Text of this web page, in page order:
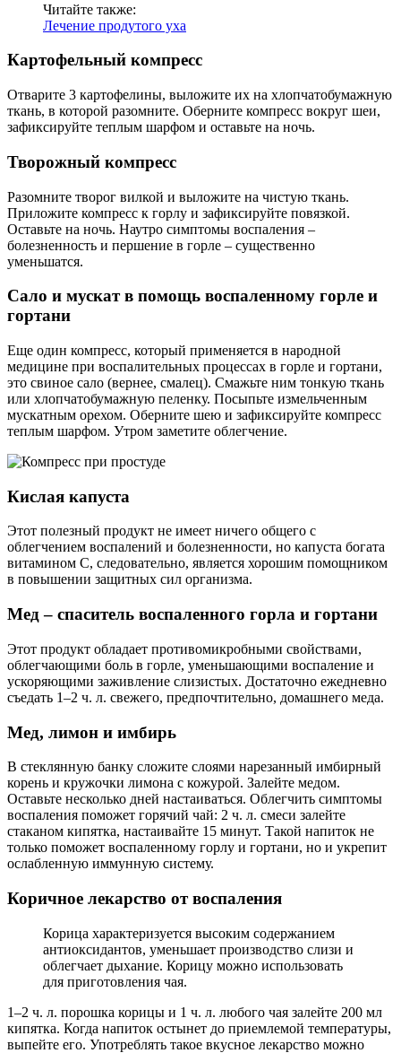
Читайте также:
Лечение продутого уха
Картофельный компресс
Отварите 3 картофелины, выложите их на хлопчатобумажную
ткань, в которой разомните. Оберните компресс вокруг шеи,
зафиксируйте теплым шарфом и оставьте на ночь.
Творожный компресс
Разомните творог вилкой и выложите на чистую ткань.
Приложите компресс к горлу и зафиксируйте повязкой.
Оставьте на ночь. Наутро симптомы воспаления –
болезненность и першение в горле – существенно
уменьшатся.
Сало и мускат в помощь воспаленному горле и
гортани
Еще один компресс, который применяется в народной
медицине при воспалительных процессах в горле и гортани,
это свиное сало (вернее, смалец). Смажьте ним тонкую ткань
или хлопчатобумажную пеленку. Посыпьте измельченным
мускатным орехом. Оберните шею и зафиксируйте компресс
теплым шарфом. Утром заметите облегчение.
Кислая капуста
Этот полезный продукт не имеет ничего общего с
облегчением воспалений и болезненности, но капуста богата
витамином С, следовательно, является хорошим помощником
в повышении защитных сил организма.
Мед – спаситель воспаленного горла и гортани
Этот продукт обладает противомикробными свойствами,
облегчающими боль в горле, уменьшающими воспаление и
ускоряющими заживление слизистых. Достаточно ежедневно
съедать 1–2 ч. л. свежего, предпочтительно, домашнего меда.
Мед, лимон и имбирь
В стеклянную банку сложите слоями нарезанный имбирный
корень и кружочки лимона с кожурой. Залейте медом.
Оставьте несколько дней настаиваться. Облегчить симптомы
воспаления поможет горячий чай: 2 ч. л. смеси залейте
стаканом кипятка, настаивайте 15 минут. Такой напиток не
только поможет воспаленному горлу и гортани, но и укрепит
ослабленную иммунную систему.
Коричное лекарство от воспаления
Корица характеризуется высоким содержанием
антиоксидантов, уменьшает производство слизи и
облегчает дыхание. Корицу можно использовать
для приготовления чая.
1–2 ч. л. порошка корицы и 1 ч. л. любого чая залейте 200 мл
кипятка. Когда напиток остынет до приемлемой температуры,
выпейте его. Употреблять такое вкусное лекарство можно